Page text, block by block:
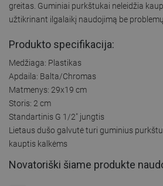
greitas. Guminiai purkštukai neleidžia
užtikrinant ilgalaikį naudojimą be problemų.
Produkto specifikacija:
Medžiaga: Plastikas
Apdaila: Balta/Chromas
Matmenys: 29x19 cm
Storis: 2 cm
Standartinis G 1/2" jungtis
Lietaus dušo galvutė turi guminius
kauptis kalkėms
Novatoriški šiame produkte